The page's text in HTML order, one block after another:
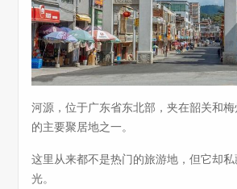
河源，位于广东省东北部，夹在韶关和
的主要聚居地之一。
这里从来都不是热门的旅游地，但它却
光。